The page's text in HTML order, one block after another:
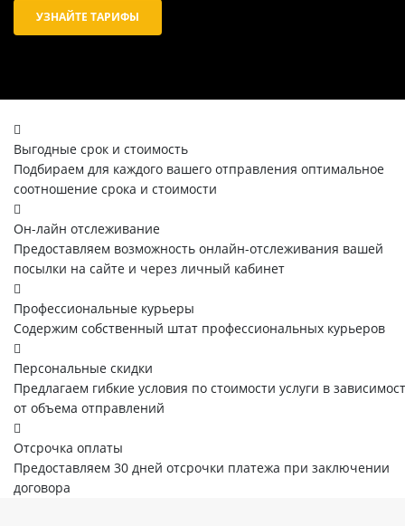
УЗНАЙТЕ ТАРИФЫ
Выгодные срок и стоимость
Подбираем для каждого вашего отправления оптимальное
соотношение срока и стоимости
Он-лайн отслеживание
Предоставляем возможность онлайн-отслеживания вашей
посылки на сайте и через личный кабинет
Профессиональные курьеры
Содержим собственный штат профессиональных курьеров
Персональные скидки
Предлагаем гибкие условия по стоимости услуги в
от объема отправлений
Отсрочка оплаты
Предоставляем 30 дней отсрочки платежа при заключении
договора